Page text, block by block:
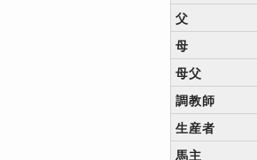
父
母
母父
調教師
生産者
馬主